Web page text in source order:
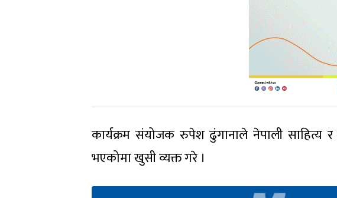
कार्यक्रम संयोजक रुपेश ढुंगानाले नेपाली साहित्य
भएकोमा खुसी व्यक्त गरे ।